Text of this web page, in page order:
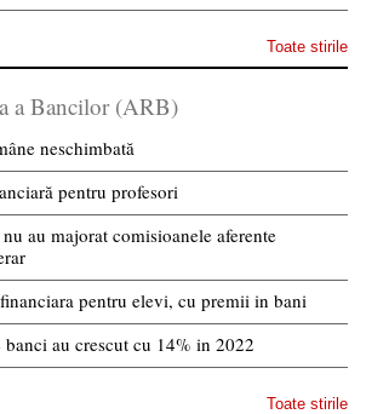
Toate stirile
a Bancilor (ARB)
neschimbată
pentru profesori
au majorat comisioanele aferente
pentru elevi, cu premii in bani
banci au crescut cu 14% in 2022
Toate stirile